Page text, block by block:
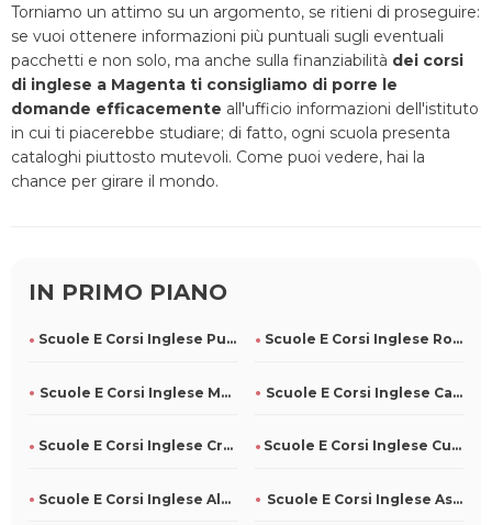
Torniamo un attimo su un argomento, se ritieni di proseguire:
se vuoi ottenere informazioni più puntuali sugli eventuali
pacchetti e non solo, ma anche sulla finanziabilità dei corsi
di inglese a Magenta ti consigliamo di porre le
domande efficacemente all'ufficio informazioni dell'istituto
in cui ti piacerebbe studiare; di fatto, ogni scuola presenta
cataloghi piuttosto mutevoli. Come puoi vedere, hai la
chance per girare il mondo.
IN PRIMO PIANO
Scuole E Corsi Inglese Pumenengo Scuole E Corsi Inglese Ronzone
Scuole E Corsi Inglese Mairago Scuole E Corsi Inglese Cassino
Scuole E Corsi Inglese Crispiano Scuole E Corsi Inglese Cusano Milanino
Scuole E Corsi Inglese Alberobello Scuole E Corsi Inglese Assisi